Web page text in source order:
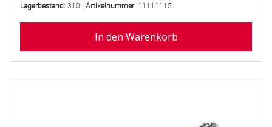
Lagerbestand:310 | Artikelnummer: 11111115
In den Warenkorb